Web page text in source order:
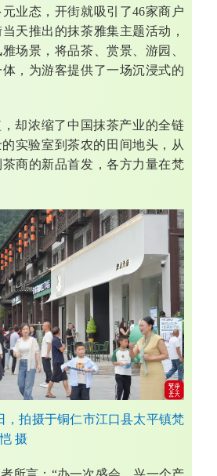
业态，开街就吸引了46家商户
天推出的抹茶雅集主题活动，
场景，将品茶、赏景、游园、
，为游客提供了一场沉浸式的
却浓缩了中国抹茶产业的全链
实验室到茶农的田间地头，从
商的新品首发，各方力量在梵
，拍摄于铜仁市江口县太平镇梵
摄